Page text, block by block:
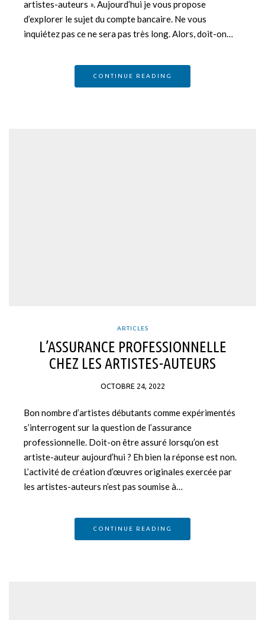
artistes-auteurs ». Aujourd’hui je vous propose
d’explorer le sujet du compte bancaire. Ne vous
inquiétez pas ce ne sera pas très long. Alors, doit-on…
CONTINUE READING
ARTICLES
L’ASSURANCE PROFESSIONNELLE
CHEZ LES ARTISTES-AUTEURS
OCTOBRE 24, 2022
Bon nombre d’artistes débutants comme expérimentés
s’interrogent sur la question de l’assurance
professionnelle. Doit-on être assuré lorsqu’on est
artiste-auteur aujourd’hui ? Eh bien la réponse est non.
L’activité de création d’œuvres originales exercée par
les artistes-auteurs n’est pas soumise à…
CONTINUE READING